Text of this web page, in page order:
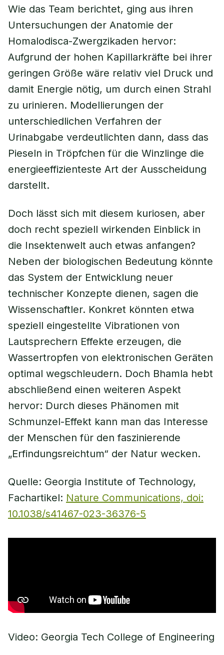
Wie das Team berichtet, ging aus ihren
Untersuchungen der Anatomie der
Homalodisca-Zwergzikaden hervor:
Aufgrund der hohen Kapillarkräfte bei ihrer
geringen Größe wäre relativ viel Druck und
damit Energie nötig, um durch einen Strahl
zu urinieren. Modellierungen der
unterschiedlichen Verfahren der
Urinabgabe verdeutlichten dann, dass das
Pieseln in Tröpfchen für die Winzlinge die
energieeffizienteste Art der Ausscheidung
darstellt.
Doch lässt sich mit diesem kuriosen, aber
doch recht speziell wirkenden Einblick in
die Insektenwelt auch etwas anfangen?
Neben der biologischen Bedeutung könnte
das System der Entwicklung neuer
technischer Konzepte dienen, sagen die
Wissenschaftler. Konkret könnten etwa
speziell eingestellte Vibrationen von
Lautsprechern Effekte erzeugen, die
Wassertropfen von elektronischen Geräten
optimal wegschleudern. Doch Bhamla hebt
abschließend einen weiteren Aspekt
hervor: Durch dieses Phänomen mit
Schmunzel-Effekt kann man das Interesse
der Menschen für den faszinierende
„Erfindungsreichtum“ der Natur wecken.
Quelle: Georgia Institute of Technology,
Fachartikel: Nature Communications, doi:
10.1038/s41467-023-36376-5
Video: Georgia Tech College of Engineering